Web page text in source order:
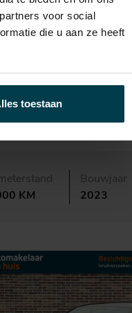
voor social
die u aan ze heeft
toestaan
1-serie
xDrive Executive
KM
Bouwjaar
2023